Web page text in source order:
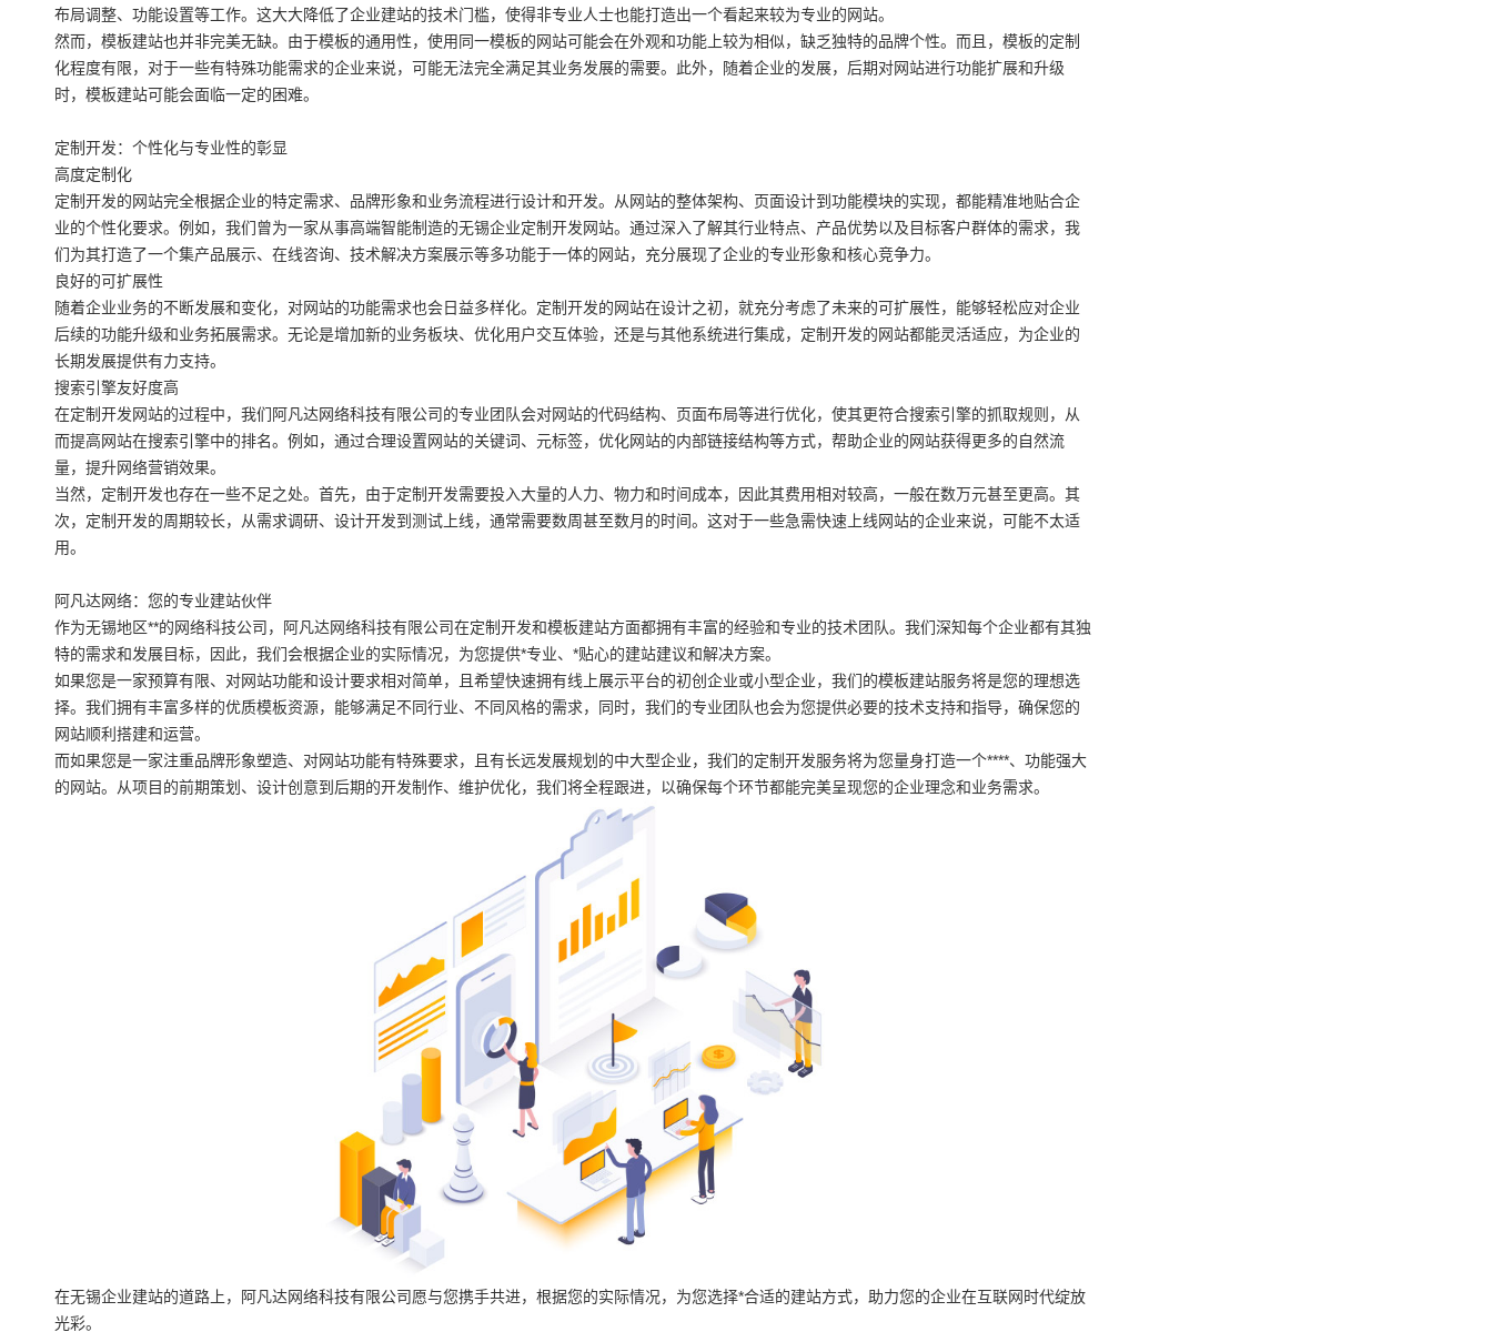
布局调整、功能设置等工作。这大大降低了企业建站的技术门槛，使得非专业人士也能打造出一个看起来较为专业的网站。
然而，模板建站也并非完美无缺。由于模板的通用性，使用同一模板的网站可能会在外观和功能上较为相似，缺乏独特的品牌个性。而且，模板的定制
化程度有限，对于一些有特殊功能需求的企业来说，可能无法完全满足其业务发展的需要。此外，随着企业的发展，后期对网站进行功能扩展和升级
时，模板建站可能会面临一定的困难。
定制开发：个性化与专业性的彰显
高度定制化
定制开发的网站完全根据企业的特定需求、品牌形象和业务流程进行设计和开发。从网站的整体架构、页面设计到功能模块的实现，都能精准地贴合企
业的个性化要求。例如，我们曾为一家从事高端智能制造的无锡企业定制开发网站。通过深入了解其行业特点、产品优势以及目标客户群体的需求，我
们为其打造了一个集产品展示、在线咨询、技术解决方案展示等多功能于一体的网站，充分展现了企业的专业形象和核心竞争力。
良好的可扩展性
随着企业业务的不断发展和变化，对网站的功能需求也会日益多样化。定制开发的网站在设计之初，就充分考虑了未来的可扩展性，能够轻松应对企业
后续的功能升级和业务拓展需求。无论是增加新的业务板块、优化用户交互体验，还是与其他系统进行集成，定制开发的网站都能灵活适应，为企业的
长期发展提供有力支持。
搜索引擎友好度高
在定制开发网站的过程中，我们阿凡达网络科技有限公司的专业团队会对网站的代码结构、页面布局等进行优化，使其更符合搜索引擎的抓取规则，从
而提高网站在搜索引擎中的排名。例如，通过合理设置网站的关键词、元标签，优化网站的内部链接结构等方式，帮助企业的网站获得更多的自然流
量，提升网络营销效果。
当然，定制开发也存在一些不足之处。首先，由于定制开发需要投入大量的人力、物力和时间成本，因此其费用相对较高，一般在数万元甚至更高。其
次，定制开发的周期较长，从需求调研、设计开发到测试上线，通常需要数周甚至数月的时间。这对于一些急需快速上线网站的企业来说，可能不太适
用。
阿凡达网络：您的专业建站伙伴
作为无锡地区**的网络科技公司，阿凡达网络科技有限公司在定制开发和模板建站方面都拥有丰富的经验和专业的技术团队。我们深知每个企业都有其独
特的需求和发展目标，因此，我们会根据企业的实际情况，为您提供*专业、*贴心的建站建议和解决方案。
如果您是一家预算有限、对网站功能和设计要求相对简单，且希望快速拥有线上展示平台的初创企业或小型企业，我们的模板建站服务将是您的理想选
择。我们拥有丰富多样的优质模板资源，能够满足不同行业、不同风格的需求，同时，我们的专业团队也会为您提供必要的技术支持和指导，确保您的
网站顺利搭建和运营。
而如果您是一家注重品牌形象塑造、对网站功能有特殊要求，且有长远发展规划的中大型企业，我们的定制开发服务将为您量身打造一个****、功能强大
的网站。从项目的前期策划、设计创意到后期的开发制作、维护优化，我们将全程跟进，以确保每个环节都能完美呈现您的企业理念和业务需求。
在无锡企业建站的道路上，阿凡达网络科技有限公司愿与您携手共进，根据您的实际情况，为您选择*合适的建站方式，助力您的企业在互联网时代绽放
光彩。